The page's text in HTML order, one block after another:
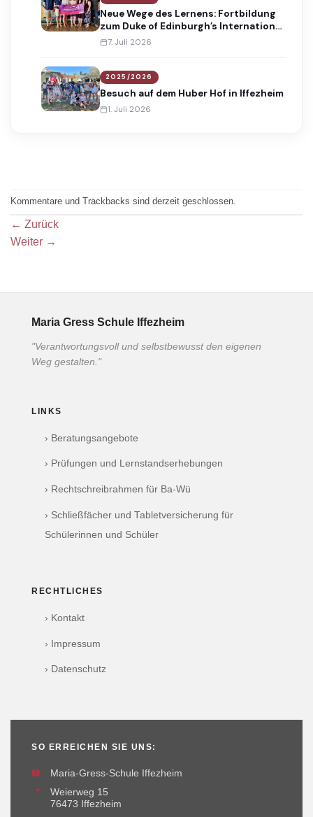
Neue Wege des Lernens: Fortbildung
zum Duke of Edinburgh’s International
Award
7. Juli 2026
2025/2026
Besuch auf dem Huber Hof in Iffezheim
1. Juli 2026
Kommentare und Trackbacks sind derzeit geschlossen.
← Zurück
Weiter →
Maria Gress Schule Iffezheim
"Verantwortungsvoll und selbstbewusst den eigenen
Weg gestalten."
LINKS
› Beratungsangebote
› Prüfungen und Lernstandserhebungen
› Rechtschreibrahmen für Ba-Wü
› Schließfächer und Tabletversicherung für
Schülerinnen und Schüler
RECHTLICHES
› Kontakt
› Impressum
› Datenschutz
SO ERREICHEN SIE UNS:
🏫
Maria-Gress-Schule Iffezheim
📍
Weierweg 15
76473 Iffezheim